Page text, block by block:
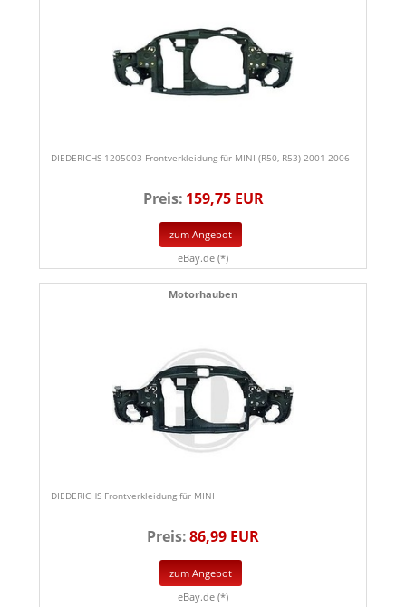
DIEDERICHS 1205003 Frontverkleidung für MINI (R50, R53) 2001-2006
Preis: 159,75 EUR
zum Angebot
eBay.de (*)
Motorhauben
DIEDERICHS Frontverkleidung für MINI
Preis:86,99 EUR
zum Angebot
eBay.de (*)